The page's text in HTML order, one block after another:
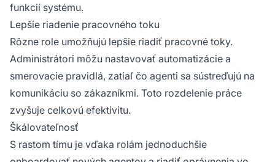
funkcií systému.
Lepšie riadenie pracovného toku
Rôzne role umožňujú lepšie riadiť pracovné toky.
Administrátori môžu nastavovať automatizácie a
smerovacie pravidlá, zatiaľ čo agenti sa sústreďujú na
komunikáciu so zákazníkmi. Toto rozdelenie práce
zvyšuje celkovú efektivitu.
Škálovateľnosť
S rastom tímu je vďaka rolám jednoduchšie